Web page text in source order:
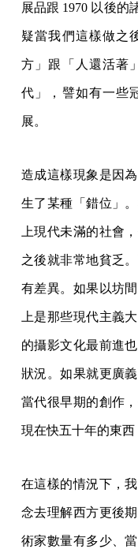
展品跟 1970 以後的
疑當我們這樣做之
方」跟「人還活著
代」，譬如有一些
展。
造成這樣現象是因
生了某種「錯位」
上現代未滿的社會
之後就非常地貧乏
有差異。如果以坊
上是那些現代主義
的攝影文化最前進
狀況。如果就更廣
當代很早期的創作
現在快五十年的東西
在這樣的情況下，
念去理解西方更後
術家數量有多少、